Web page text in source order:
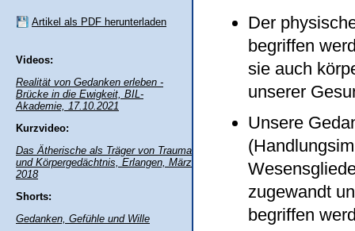
Der
begriffen
sie auch
unserer
Unsere
zugewandt
begriffen
Artikel als PDF herunterladen
Videos:
Realität von Gedanken erleben -
Brücke in die Ewigkeit, BIL-
Akademie, 17.10.2021
Kurzvideo:
Das Ätherische als Träger von Trauma
und Körpergedächtnis, Erlangen, März
2018
Shorts:
Gedanken, Gefühle und Wille